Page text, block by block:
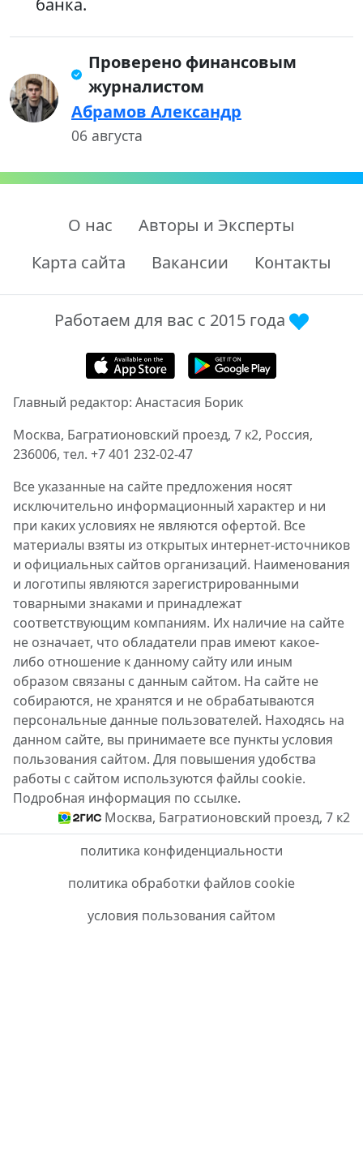
банка.
Проверено финансовым
журналистом
Абрамов Александр
06 августа
О нас
Авторы и Эксперты
Карта сайта
Вакансии Контакты
Работаем для вас с 2015 года
Главный редактор: Анастасия Борик
Москва, Багратионовский проезд, 7 к2, Россия,
236006, тел. +7 401 232-02-47
Все указанные на сайте предложения носят
исключительно информационный характер и ни
при каких условиях не являются офертой. Все
материалы взяты из открытых интернет-источников
и официальных сайтов организаций. Наименования
и логотипы являются зарегистрированными
товарными знаками и принадлежат
соответствующим компаниям. Их наличие на сайте
не означает, что обладатели прав имеют какое-
либо отношение к данному сайту или иным
образом связаны с данным сайтом. На сайте не
собираются, не хранятся и не обрабатываются
персональные данные пользователей. Находясь на
данном сайте, вы принимаете все пункты условия
пользования сайтом. Для повышения удобства
работы с сайтом используются файлы cookie.
Подробная информация по ссылке.
Москва, Багратионовский проезд, 7 к2
политика конфиденциальности
политика обработки файлов cookie
условия пользования сайтом